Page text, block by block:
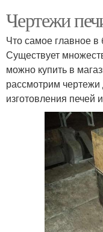
Чертежи
Что самое главное
Существует
можно купить в
рассмотрим чертежи
изготовления печей